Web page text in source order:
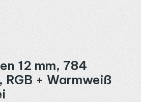
12 mm, 784
RGB + Warmweiß